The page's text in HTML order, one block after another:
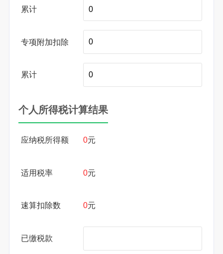
累计
专项附加扣除
累计
个人所得税计算结果
应纳税所得额 0元
适用税率 0元
速算扣除数 0元
已缴税款